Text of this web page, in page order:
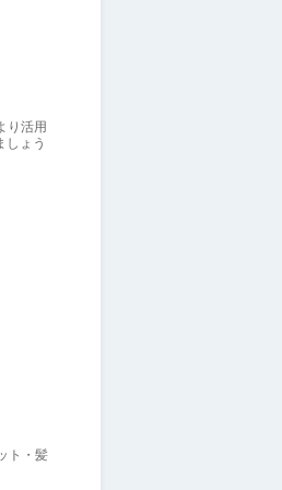
り活用
しょう
ト・髪